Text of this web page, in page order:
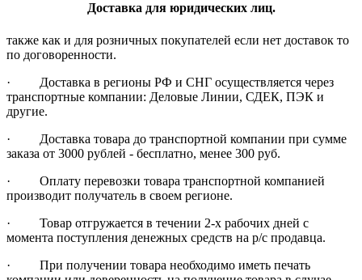
Доставка для юридических лиц.
также как и для розничных покупателей если нет доставок то
по договоренности.
· Доставка в регионы РФ и СНГ осуществляется через
транспортные компании: Деловые Линии, СДЕК, ПЭК и
другие.
· Доставка товара до транспортной компании при сумме
заказа от 3000 рублей - бесплатно, менее 300 руб.
· Оплату перевозки товара транспортной компанией
производит получатель в своем регионе.
· Товар отгружается в течении 2-х рабочих дней с
момента поступления денежных средств на р/с продавца.
· При получении товара необходимо иметь печать